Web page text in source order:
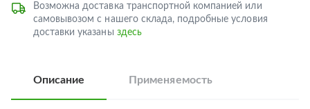
Возможна доставка транспортной компанией или
самовывозом с нашего склада, подробные условия
доставки указаны здесь
Описание Применяемость